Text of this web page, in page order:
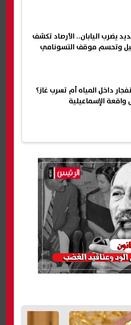
يضرب اليابان.. الأرصاد تكشف
وتحسم موقف التسونامي
داخل المياه أم تسرب غاز؟
واقعة الإسماعيلية